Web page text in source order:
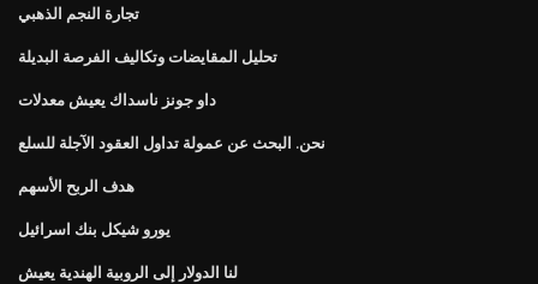
تجارة النجم الذهبي
تحليل المقايضات وتكاليف الفرصة البديلة
داو جونز ناسداك يعيش معدلات
نحن. البحث عن عمولة تداول العقود الآجلة للسلع
هدف الربح الأسهم
يورو شيكل بنك اسرائيل
لنا الدولار إلى الروبية الهندية يعيش